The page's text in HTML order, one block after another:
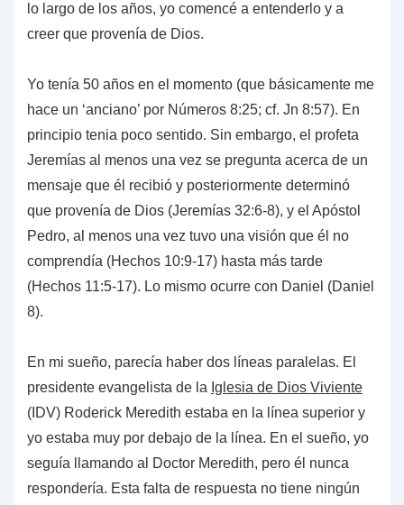
lo largo de los años, yo comencé a entenderlo y a
creer que provenía de Dios.
Yo tenía 50 años en el momento (que básicamente me
hace un ‘anciano’ por Números 8:25; cf. Jn 8:57). En
principio tenia poco sentido. Sin embargo, el profeta
Jeremías al menos una vez se pregunta acerca de un
mensaje que él recibió y posteriormente determinó
que provenía de Dios (Jeremías 32:6-8), y el Apóstol
Pedro, al menos una vez tuvo una visión que él no
comprendía (Hechos 10:9-17) hasta más tarde
(Hechos 11:5-17). Lo mismo ocurre con Daniel (Daniel
8).
En mi sueño, parecía haber dos líneas paralelas. El
presidente evangelista de la Iglesia de Dios Viviente
(IDV) Roderick Meredith estaba en la línea superior y
yo estaba muy por debajo de la línea. En el sueño, yo
seguía llamando al Doctor Meredith, pero él nunca
respondería. Esta falta de respuesta no tiene ningún